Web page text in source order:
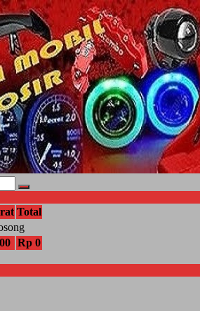
Total
Rp 0